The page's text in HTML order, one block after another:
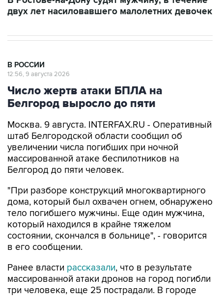
Число жертв атаки БПЛА на
Белгород выросло до пяти
Москва. 9 августа. INTERFAX.RU - Оперативный
увеличении числа погибших при ночной
массированной атаке беспилотников на
Белгород до пяти человек.
"При разборе конструкций многоквартирного
тело погибшего мужчины. Еще один мужчина,
который находился в крайне тяжелом
состоянии, скончался в больнице", - говорится
в его сообщении.
Ранее властирассказали
три человека, еще 25 пострадали. В городе
повреждены три административных здания,
три социальных и шесть коммерческих